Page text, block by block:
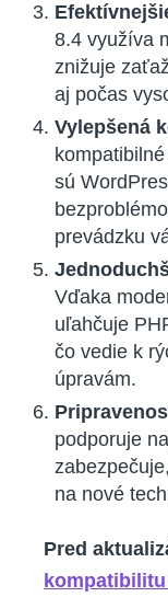
8.4 využíva
znižuje
aj počas
Vylepšená
sú
prevádzku
Vďaka
uľahčuje
čo vedie k
úpravám.
podporuje
na nové
Pred